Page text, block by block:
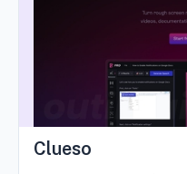
Clueso